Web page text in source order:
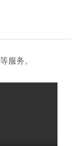
服务。